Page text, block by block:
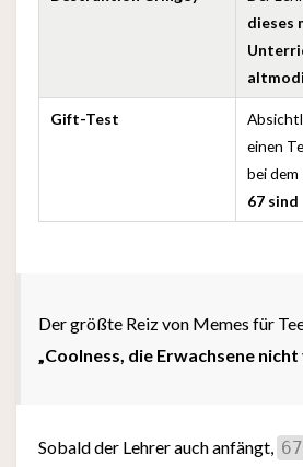
dieses
Gift-Test
einen
bei dem
67 sind
Der größte Reiz von Memes für
„Coolness, die Erwachsene
Sobald der Lehrer auch anfängt, 67